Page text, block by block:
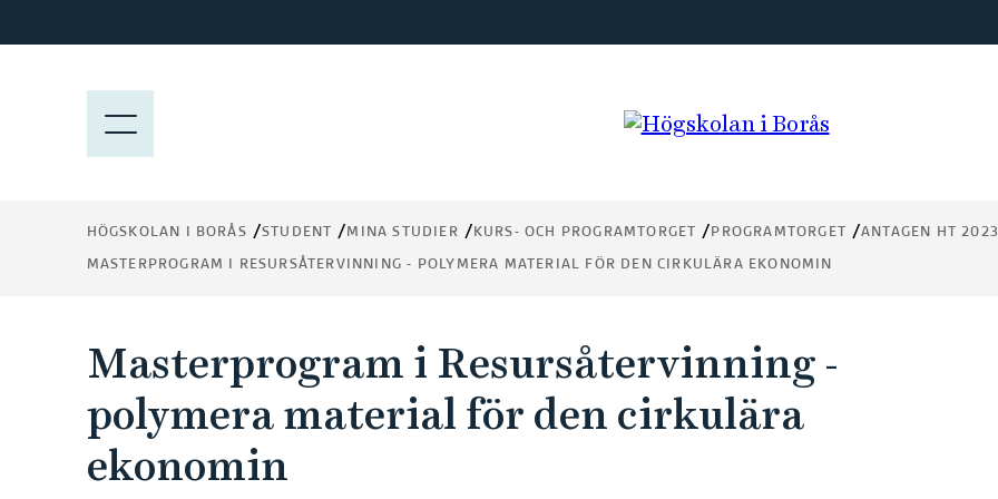
o
N
HÖGSKOLAN I BORÅS STUDENT MINA STUDIER KURS- OCH PROGRAMTORGET PROGRAMTORGET ANTAGEN HT 2023
MASTERPROGRAM I RESURSÅTERVINNING - POLYMERA MATERIAL FÖR DEN CIRKULÄRA EKONOMIN
Masterprogram i Resursåtervinning -
polymera material för den cirkulära
ekonomin